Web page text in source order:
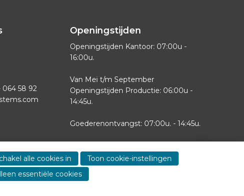
064 58 92
Openingstijden
Openingstijden Kantoor: 07:00u -
16:00u.
Van Mei t/m September
Openingstijden Productie: 06:00u -
14:45u.
Goederenontvangst: 07:00u. - 14:45u.
alle cookies in
Toon cookie-instellingen
essentiële cookies